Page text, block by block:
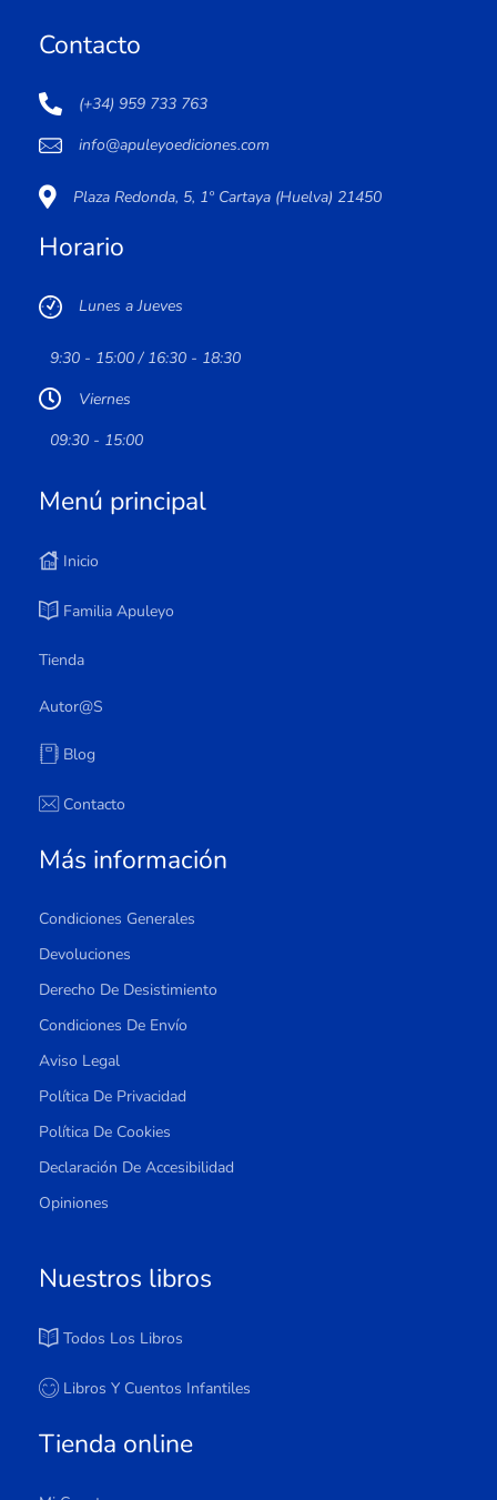
Contacto
(+34) 959 733 763
info@apuleyoediciones.com
Plaza Redonda, 5, 1º Cartaya (Huelva) 21450
Horario
Lunes a Jueves
9:30 - 15:00 / 16:30 - 18:30
Viernes
09:30 - 15:00
Menú principal
Inicio
Familia Apuleyo
Tienda
Autor@s
Blog
Contacto
Más información
Condiciones Generales
Devoluciones
Derecho De Desistimiento
Condiciones De Envío
Aviso Legal
Política De Privacidad
Política De Cookies
Declaración De Accesibilidad
Opiniones
Nuestros libros
Todos Los Libros
Libros Y Cuentos Infantiles
Tienda online